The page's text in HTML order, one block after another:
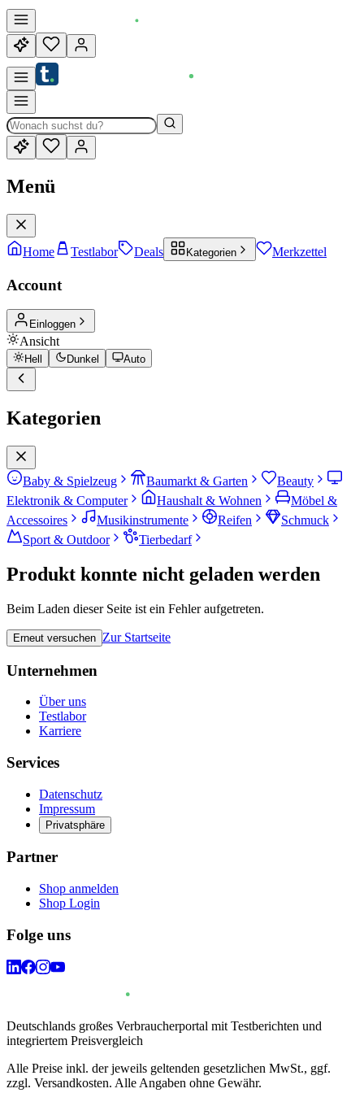
Menü
Home Testlabor Deals Kategorien Merkzettel
Account
Einloggen
Ansicht
Hell Dunkel Auto
Kategorien
Baby & Spielzeug Baumarkt & Garten
Beauty
Elektronik & Computer
Haushalt & Wohnen
Möbel &
Accessoires
Musikinstrumente Reifen
Schmuck
Sport & Outdoor
Tierbedarf
Produkt konnte nicht geladen werden
Beim Laden dieser Seite ist ein Fehler aufgetreten.
Erneut versuchen Zur Startseite
Unternehmen
Über uns
Testlabor
Karriere
Services
Datenschutz
Impressum
Privatsphäre
Partner
Shop anmelden
Shop Login
Folge uns
Deutschlands großes Verbraucherportal mit Testberichten und
integriertem Preisvergleich
Alle Preise inkl. der jeweils geltenden gesetzlichen MwSt., ggf.
zzgl. Versandkosten. Alle Angaben ohne Gewähr.